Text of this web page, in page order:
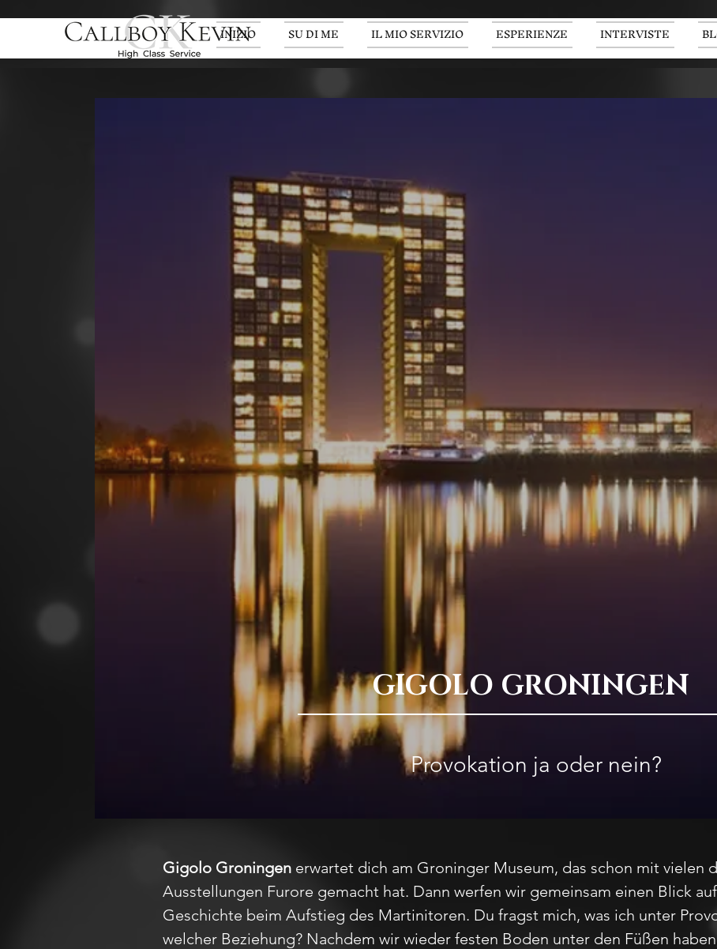
INIZIO SU DI ME IL MIO SERVIZIO ESPERIENZE INTERVISTE
GIGOLO GRONINGEN
Provokation ja oder nein?
Gigolo Groningen erwartet dich am Groninger Museum, das schon mit vielen
Ausstellungen Furore gemacht hat. Dann werfen wir gemeinsam einen Blick
Geschichte beim Aufstieg des Martinitoren. Du fragst mich, was ich unter
welcher Beziehung? Nachdem wir wieder festen Boden unter den Füßen